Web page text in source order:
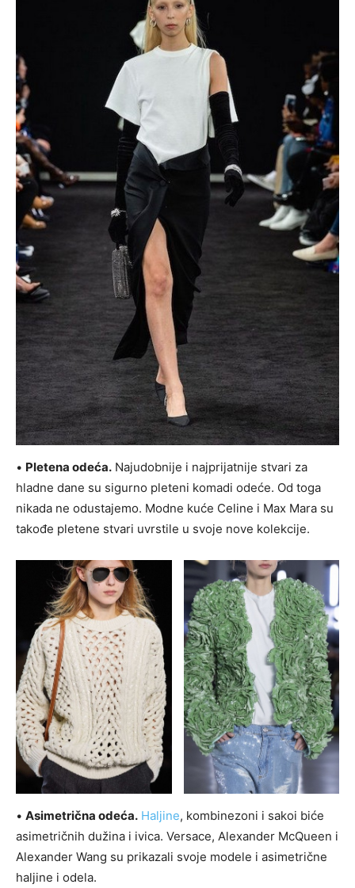
• Pletena odeća. Najudobnije i najprijatnije stvari za
hladne dane su sigurno pleteni komadi odeće. Od toga
nikada ne odustajemo. Modne kuće Celine i Max Mara su
takođe pletene stvari uvrstile u svoje nove kolekcije.
• Asimetrična odeća. Haljine, kombinezoni i sakoi biće
asimetričnih dužina i ivica. Versace, Alexander McQueen i
Alexander Wang su prikazali svoje modele i asimetrične
haljine i odela.